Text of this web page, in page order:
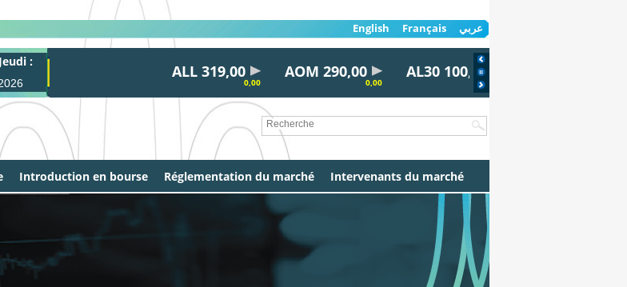
:
ALL 319,00 AOM 290,00 AL30 100,00
0,00
عربي Français
English
Introduction en bourse Réglementation du marché Intervenants du marché